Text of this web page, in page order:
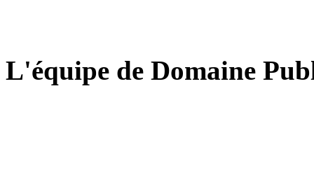
L'équipe de Domaine